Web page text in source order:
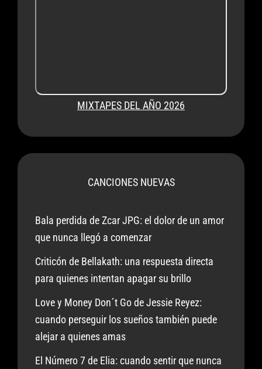
MIXTAPES DEL AÑO 2026
CANCIONES NUEVAS
Bala perdida de Zcar JPG: el dolor de un amor
que nunca llegó a comenzar
Criticón de Bellakath: una respuesta directa
para quienes intentan apagar su brillo
Love y Money Don´t Go de Jessie Reyez:
cuando perseguir los sueños también puede
alejar a quienes amas
El Número 7 de Elia: cuando sentir que nunca